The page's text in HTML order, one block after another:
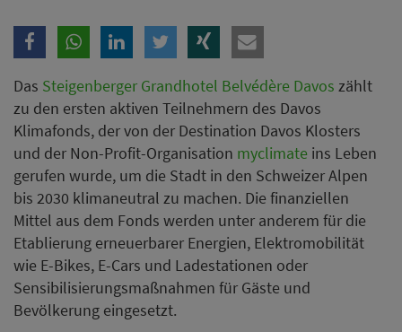
Das Steigenberger Grandhotel Belvédère Davos zählt
zu den ersten aktiven Teilnehmern des Davos
Klimafonds, der von der Destination Davos Klosters
und der Non-Profit-Organisation myclimate ins Leben
gerufen wurde, um die Stadt in den Schweizer Alpen
bis 2030 klimaneutral zu machen. Die finanziellen
Mittel aus dem Fonds werden unter anderem für die
Etablierung erneuerbarer Energien, Elektromobilität
wie E-Bikes, E-Cars und Ladestationen oder
Sensibilisierungsmaßnahmen für Gäste und
Bevölkerung eingesetzt.